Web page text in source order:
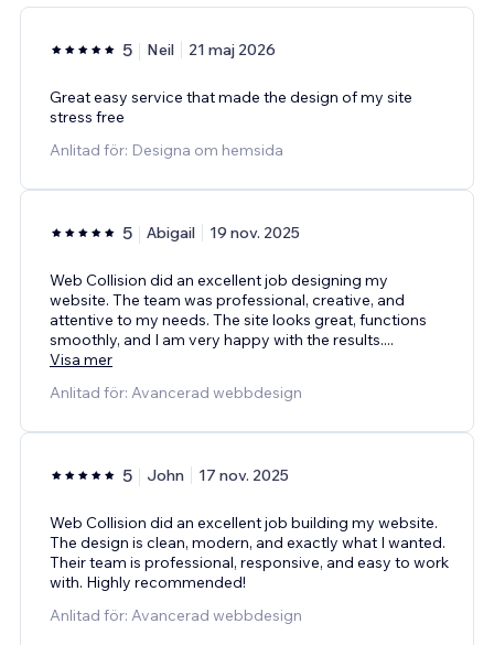
5 Neil 21 maj 2026
Great easy service that made the design of my site
stress free
Anlitad för: Designa om hemsida
5 Abigail 19 nov. 2025
Web Collision did an excellent job designing my
website. The team was professional, creative, and
attentive to my needs. The site looks great, functions
smoothly, and I am very happy with the results....
Visa mer
Anlitad för: Avancerad webbdesign
5 John 17 nov. 2025
Web Collision did an excellent job building my website.
The design is clean, modern, and exactly what I wanted.
Their team is professional, responsive, and easy to work
with. Highly recommended!
Anlitad för: Avancerad webbdesign